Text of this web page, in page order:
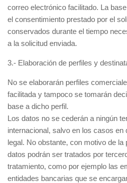
correo electrónico facilitado. La
el consentimiento prestado por el
conservados durante el tiempo
a la solicitud enviada.
3.- Elaboración de perfiles y
No se elaborarán perfiles
facilitada y tampoco se tomarán
base a dicho perfil.
Los datos no se cederán a ningún
internacional, salvo en los casos en
legal. No obstante, con motivo de
datos podrán ser tratados por
tratamiento, como por ejemplo las
entidades bancarias que se